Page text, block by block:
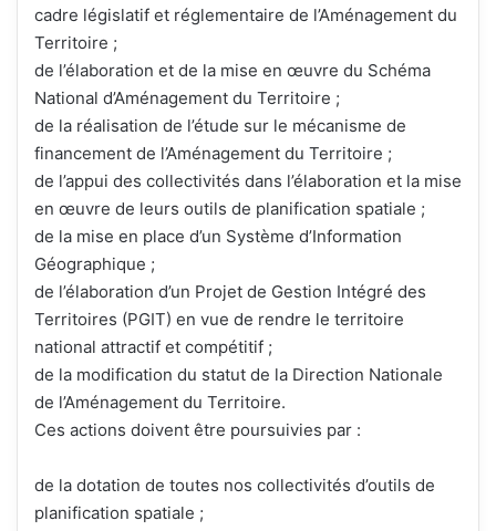
cadre législatif et réglementaire de l’Aménagement du
Territoire ;
de l’élaboration et de la mise en œuvre du Schéma
National d’Aménagement du Territoire ;
de la réalisation de l’étude sur le mécanisme de
financement de l’Aménagement du Territoire ;
de l’appui des collectivités dans l’élaboration et la mise
en œuvre de leurs outils de planification spatiale ;
de la mise en place d’un Système d’Information
Géographique ;
de l’élaboration d’un Projet de Gestion Intégré des
Territoires (PGIT) en vue de rendre le territoire
national attractif et compétitif ;
de la modification du statut de la Direction Nationale
de l’Aménagement du Territoire.
Ces actions doivent être poursuivies par :
de la dotation de toutes nos collectivités d’outils de
planification spatiale ;